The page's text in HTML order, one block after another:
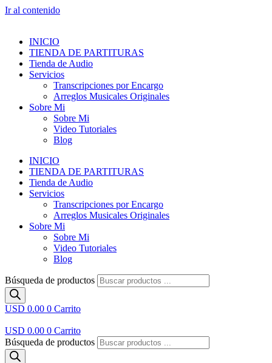
Ir al contenido
INICIO
TIENDA DE PARTITURAS
Tienda de Audio
Servicios
Transcripciones por Encargo
Arreglos Musicales Originales
Sobre Mi
Sobre Mi
Video Tutoriales
Blog
INICIO
TIENDA DE PARTITURAS
Tienda de Audio
Servicios
Transcripciones por Encargo
Arreglos Musicales Originales
Sobre Mi
Sobre Mi
Video Tutoriales
Blog
Búsqueda de productos
USD 0.00 0 Carrito
USD 0.00 0 Carrito
Búsqueda de productos